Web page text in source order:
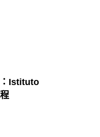
Istituto